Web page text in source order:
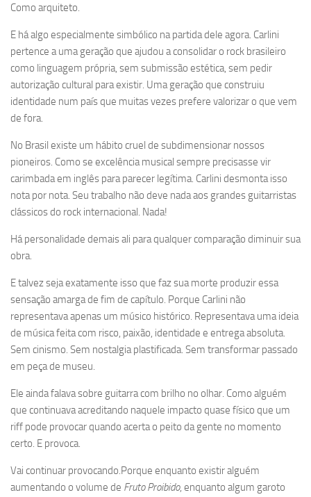
Como arquiteto.
E há algo especialmente simbólico na partida dele agora. Carlini
pertence a uma geração que ajudou a consolidar o rock brasileiro
como linguagem própria, sem submissão estética, sem pedir
autorização cultural para existir. Uma geração que construiu
identidade num país que muitas vezes prefere valorizar o que vem
de fora.
No Brasil existe um hábito cruel de subdimensionar nossos
pioneiros. Como se excelência musical sempre precisasse vir
carimbada em inglês para parecer legítima. Carlini desmonta isso
nota por nota. Seu trabalho não deve nada aos grandes guitarristas
clássicos do rock internacional. Nada!
Há personalidade demais ali para qualquer comparação diminuir sua
obra.
E talvez seja exatamente isso que faz sua morte produzir essa
sensação amarga de fim de capítulo. Porque Carlini não
representava apenas um músico histórico. Representava uma ideia
de música feita com risco, paixão, identidade e entrega absoluta.
Sem cinismo. Sem nostalgia plastificada. Sem transformar passado
em peça de museu.
Ele ainda falava sobre guitarra com brilho no olhar. Como alguém
que continuava acreditando naquele impacto quase físico que um
riff pode provocar quando acerta o peito da gente no momento
certo. E provoca.
Vai continuar provocando.Porque enquanto existir alguém
aumentando o volume de Fruto Proibido, enquanto algum garoto